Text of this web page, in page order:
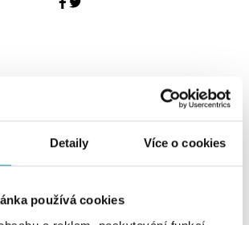
Detaily Více o cookies
používá cookies